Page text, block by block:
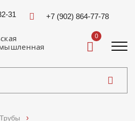
31 +7 (902) 864-77-78
0
Трубы